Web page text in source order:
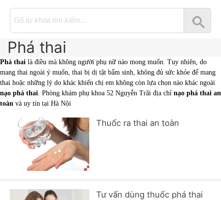
Phá thai
Phá thai là điều mà không người phụ nữ nào mong muốn. Tuy nhiên, do
mang thai ngoài ý muốn, thai bị dị tật bẩm sinh, không đủ sức khỏe để mang
thai hoặc những lý do khác khiến chị em không còn lựa chọn nào khác ngoài
nạo phá thai. Phòng khám phụ khoa 52 Nguyễn Trãi địa chỉ nạo phá thai an
toàn và uy tín tại Hà Nội
Thuốc ra thai an toàn
Tư vấn dùng thuốc phá thai